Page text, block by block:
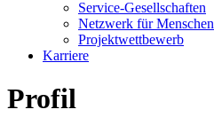
Service-Gesellschaften
Netzwerk für Menschen
Projektwettbewerb
Karriere
Profil